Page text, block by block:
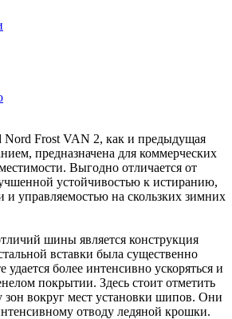
Frost VAN 2, как и предыдущая
предназначена для коммерческих
Выгодно отличается от
устойчивостью к истиранию,
управляемостью на скользких зимних
шины является конструкция
вставки была существенно
удается более интенсивно ускоряться и
покрытии. Здесь стоит отметить
вокруг мест установки шипов. Они
отводу ледяной крошки.